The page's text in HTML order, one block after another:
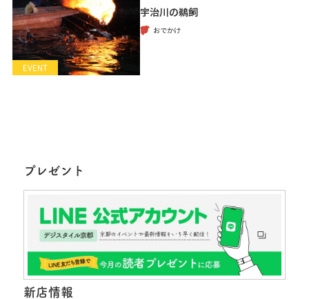
EVENT
宇治川の鵜飼
おでかけ
プレゼント
新店情報